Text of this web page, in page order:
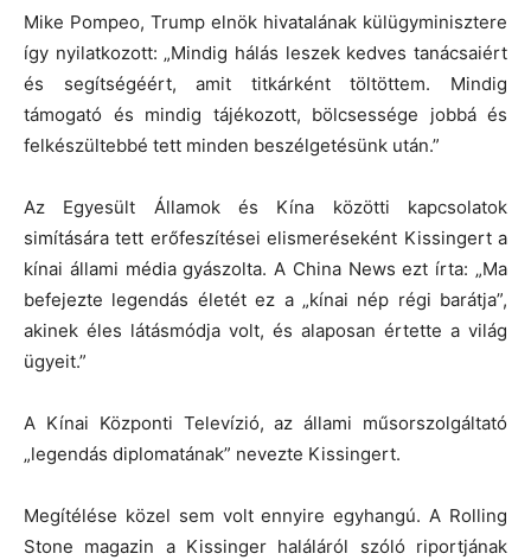
Mike Pompeo, Trump elnök hivatalának külügyminisztere
így nyilatkozott: „Mindig hálás leszek kedves tanácsaiért
és segítségéért, amit titkárként töltöttem. Mindig
támogató és mindig tájékozott, bölcsessége jobbá és
felkészültebbé tett minden beszélgetésünk után.”
Az Egyesült Államok és Kína közötti kapcsolatok
simítására tett erőfeszítései elismeréseként Kissingert a
kínai állami média gyászolta. A China News ezt írta: „Ma
befejezte legendás életét ez a „kínai nép régi barátja”,
akinek éles látásmódja volt, és alaposan értette a világ
ügyeit.”
A Kínai Központi Televízió, az állami műsorszolgáltató
„legendás diplomatának” nevezte Kissingert.
Megítélése közel sem volt ennyire egyhangú. A Rolling
Stone magazin a Kissinger haláláról szóló riportjának